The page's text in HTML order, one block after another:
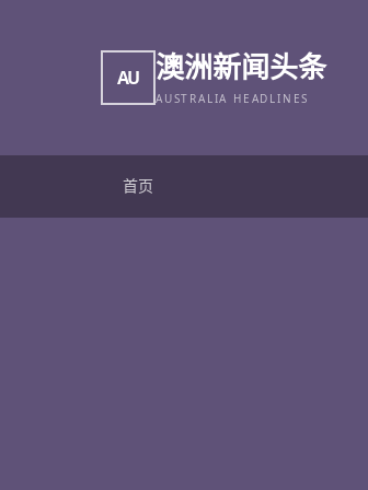
AU 澳洲新闻头条
AUSTRALIA HEADLINES
首页